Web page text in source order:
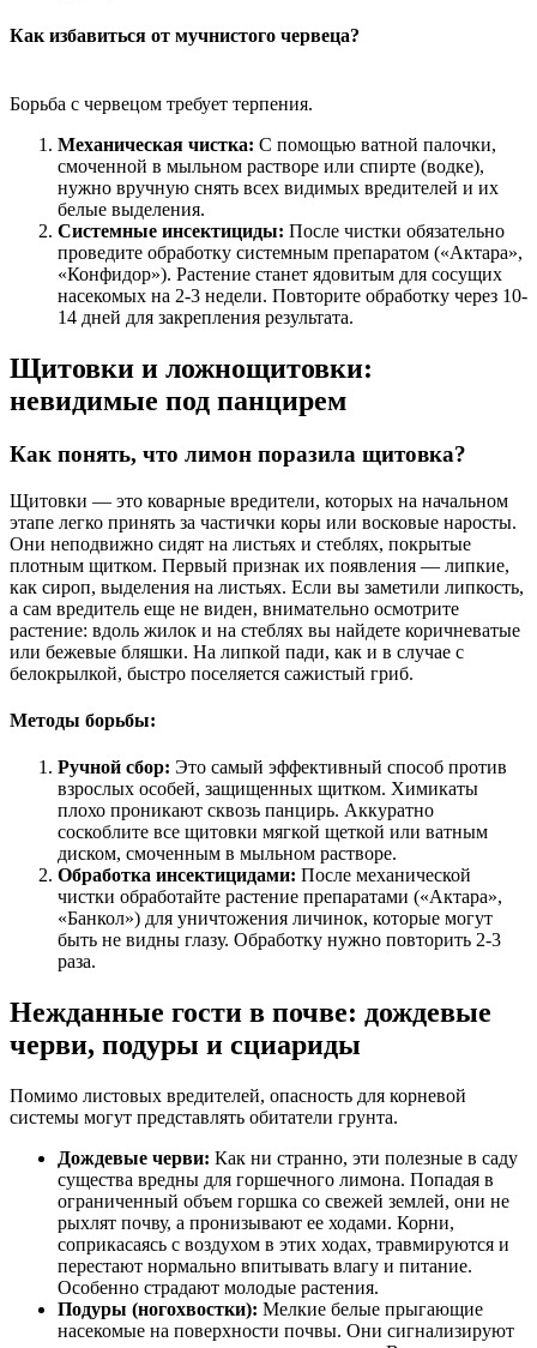
Как избавиться от мучнистого червеца?
Борьба с червецом требует терпения.
Механическая чистка: С помощью ватной палочки,
смоченной в мыльном растворе или спирте (водке),
нужно вручную снять всех видимых вредителей и их
белые выделения.
Системные инсектициды: После чистки обязательно
проведите обработку системным препаратом («Актара»,
«Конфидор»). Растение станет ядовитым для сосущих
насекомых на 2-3 недели. Повторите обработку через 10-
14 дней для закрепления результата.
Щитовки и ложнощитовки:
невидимые под панцирем
Как понять, что лимон поразила щитовка?
Щитовки — это коварные вредители, которых на начальном
этапе легко принять за частички коры или восковые наросты.
Они неподвижно сидят на листьях и стеблях, покрытые
плотным щитком. Первый признак их появления — липкие,
как сироп, выделения на листьях. Если вы заметили липкость,
а сам вредитель еще не виден, внимательно осмотрите
растение: вдоль жилок и на стеблях вы найдете коричневатые
или бежевые бляшки. На липкой пади, как и в случае с
белокрылкой, быстро поселяется сажистый гриб.
Методы борьбы:
Ручной сбор: Это самый эффективный способ против
взрослых особей, защищенных щитком. Химикаты
плохо проникают сквозь панцирь. Аккуратно
соскоблите все щитовки мягкой щеткой или ватным
диском, смоченным в мыльном растворе.
Обработка инсектицидами: После механической
чистки обработайте растение препаратами («Актара»,
«Банкол») для уничтожения личинок, которые могут
быть не видны глазу. Обработку нужно повторить 2-3
раза.
Нежданные гости в почве: дождевые
черви, подуры и сциариды
Помимо листовых вредителей, опасность для корневой
системы могут представлять обитатели грунта.
Дождевые черви: Как ни странно, эти полезные в саду
существа вредны для горшечного лимона. Попадая в
ограниченный объем горшка со свежей землей, они не
рыхлят почву, а пронизывают ее ходами. Корни,
соприкасаясь с воздухом в этих ходах, травмируются и
перестают нормально впитывать влагу и питание.
Особенно страдают молодые растения.
Подуры (ногохвостки): Мелкие белые прыгающие
насекомые на поверхности почвы. Они сигнализируют